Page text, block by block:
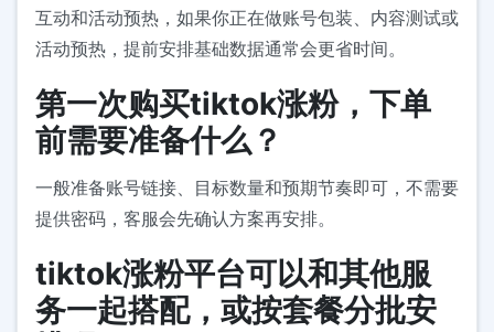
互动和活动预热，如果你正在做账号包装、内容测试或
活动预热，提前安排基础数据通常会更省时间。
第一次购买tiktok涨粉，下单
前需要准备什么？
一般准备账号链接、目标数量和预期节奏即可，不需要
提供密码，客服会先确认方案再安排。
tiktok涨粉平台可以和其他服
务一起搭配，或按套餐分批安